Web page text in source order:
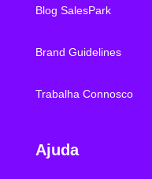
Blog SalesPark
Brand Guidelines
Trabalha Connosco
Ajuda